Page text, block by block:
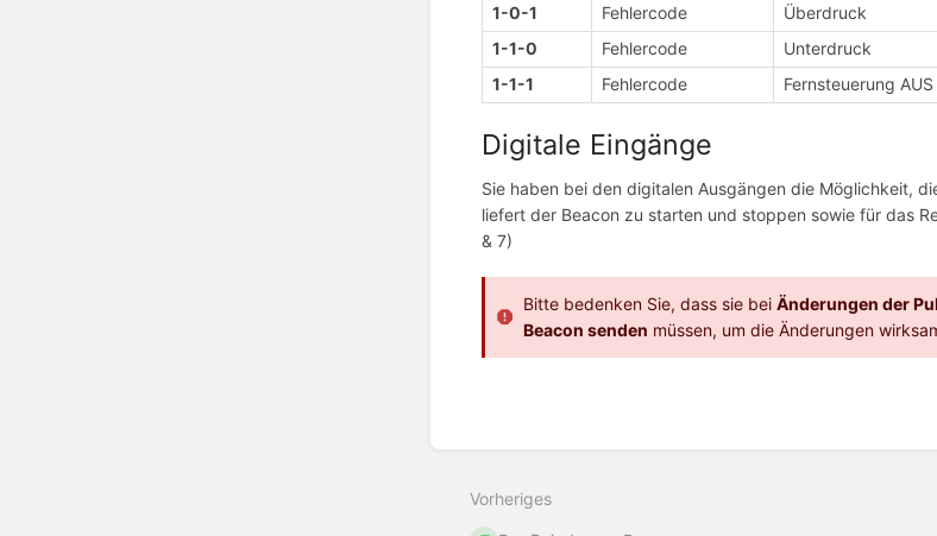
1-0-1
Fehlercode
Überdruck
1-1-0
Fehlercode
Unterdruck
1-1-1
Fehlercode Fernsteuerung AUS
Digitale Eingänge
Sie haben bei den digitalen Ausgängen die Möglichkeit,
liefert der Beacon zu starten und stoppen sowie für das
& 7)
Bitte bedenken Sie, dass sie bei Änderungen der
Beacon senden müssen, um die Änderungen
Vorheriges